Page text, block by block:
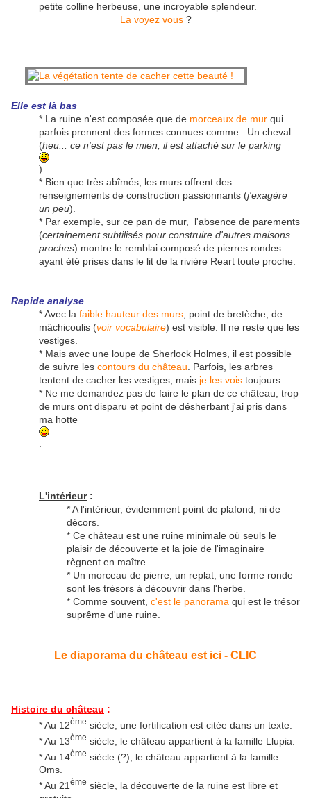
petite colline herbeuse, une incroyable splendeur.
La voyez vous?
Elle est là bas
* La ruine n'est composée que de morceaux de mur qui
parfois prennent des formes connues comme : Un cheval
(heu... ce n'est pas le mien, il est attaché sur le parking
).
* Bien que très abîmés, les murs offrent des
renseignements de construction passionnants (j'exagère
un peu).
* Par exemple, sur ce pan de mur, l'absence de parements
(certainement subtilisés pour construire d'autres maisons
proches) montre le remblai composé de pierres rondes
ayant été prises dans le lit de la rivière Reart toute proche.
Rapide analyse
* Avec la faible hauteur des murs , point de bretèche, de
mâchicoulis (voir vocabulaire) est visible. Il ne reste que les
vestiges.
* Mais avec une loupe de Sherlock Holmes, il est possible
de suivre les contours du château . Parfois, les arbres
tentent de cacher les vestiges, mais je les vois toujours.
* Ne me demandez pas de faire le plan de ce château, trop
de murs ont disparu et point de désherbant j'ai pris dans
ma hotte
L'intérieur:
* A l'intérieur, évidemment point de plafond, ni de
décors.
* Ce château est une ruine minimale où seuls le
plaisir de découverte et la joie de l'imaginaire
règnent en maître.
* Un morceau de pierre, un replat, une forme ronde
sont les trésors à découvrir dans l'herbe.
* Comme souvent, c'est le panorama qui est le trésor
suprême d'une ruine.
Le diaporama du château est ici - CLIC
Histoire du château :
* Au 12ème siècle, une fortification est citée dans un texte.
* Au 13ème siècle, le château appartient à la famille Llupia.
* Au 14ème siècle (?), le château appartient à la famille
Oms.
* Au 21 ème siècle, la découverte de la ruine est libre et